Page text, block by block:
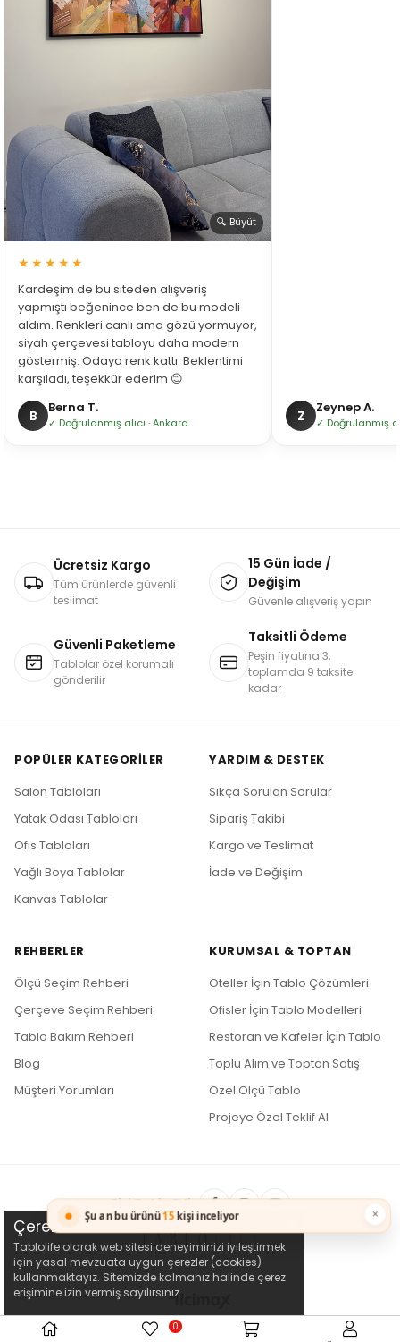
🔍 Büyüt
★★★★★
Kardeşim de bu siteden alışveriş
yapmıştı beğenince ben de bu modeli
aldım. Renkleri canlı ama gözü yormuyor,
siyah çerçevesi tabloyu daha modern
göstermiş. Odaya renk kattı. Beklentimi
karşıladı, teşekkür ederim 😊
B Berna T.
✓ Doğrulanmış alıcı · Ankara Z Zeynep A.
✓ Doğrulanmış
Ücretsiz Kargo
Tüm ürünlerde güvenli
teslimat
15 Gün İade /
Değişim
Güvenle alışveriş yapın
Güvenli Paketleme
Tablolar özel korumalı
gönderilir
Taksitli Ödeme
Peşin fiyatına 3,
toplamda 9 taksite
kadar
POPÜLER KATEGORILER
Salon Tabloları
Yatak Odası Tabloları
Ofis Tabloları
Yağlı Boya Tablolar
Kanvas Tablolar
YARDIM & DESTEK
Sıkça Sorulan Sorular
Sipariş Takibi
Kargo ve Teslimat
İade ve Değişim
REHBERLER
Ölçü Seçim Rehberi
Çerçeve Seçim Rehberi
Tablo Bakım Rehberi
Blog
Müşteri Yorumları
KURUMSAL & TOPTAN
Oteller İçin Tablo Çözümleri
Ofisler İçin Tablo Modelleri
Restoran ve Kafeler İçin Tablo
Toplu Alım ve Toptan Satış
Özel Ölçü Tablo
Projeye Özel Teklif Al
Bizi Takip Edin
Çerez Kullanımı
Tablolife olarak web sitesi deneyiminizi iyileştirmek
için yasal mevzuata uygun çerezler (cookies)
kullanmaktayız. Sitemizde kalmanız halinde çerez
erişimine izin vermiş sayılırsınız.
0
×
Şu an bu ürünü15 kişi inceliyor